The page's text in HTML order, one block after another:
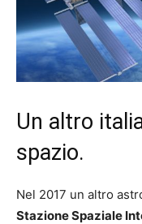
Un altro
spazio.
Nel 2017 un altro
Stazione Spaziale